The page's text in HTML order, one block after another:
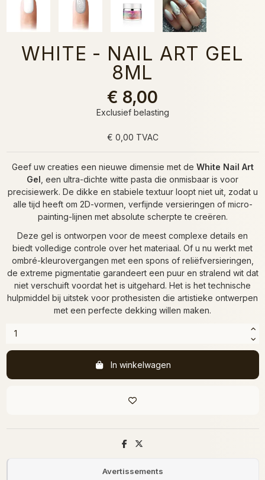
WHITE - NAIL ART GEL
8ML
€ 8,00
Exclusief belasting
€ 0,00 TVAC
Geef uw creaties een nieuwe dimensie met de White Nail Art
Gel , een ultra-dichte witte pasta die onmisbaar is voor
precisiewerk. De dikke en stabiele textuur loopt niet uit, zodat u
alle tijd heeft om 2D-vormen, verfijnde versieringen of micro-
painting-lijnen met absolute scherpte te creëren.
Deze gel is ontworpen voor de meest complexe details en
biedt volledige controle over het materiaal. Of u nu werkt met
ombré-kleurovergangen met een spons of reliëfversieringen,
de extreme pigmentatie garandeert een puur en stralend wit dat
niet verschuift voordat het is uitgehard. Het is het technische
hulpmiddel bij uitstek voor prothesisten die artistieke ontwerpen
met een perfecte dekking willen maken.
In winkelwagen
Avertissements